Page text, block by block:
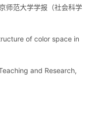
师范大学学报（社会科学
of color space in
and Research,